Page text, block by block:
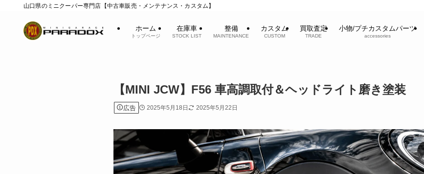
山口県のミニクーパー専門店【中古車販売・メンテナンス・カスタム】
ホーム
トップページ
在庫車
STOCK LIST
整備
MAINTENANCE
カスタム
CUSTOM
買取査定
TRADE
小物/プチカスタムパーツ
accessories
【MINI JCW】F56 車高調取付＆ヘッドライト磨き塗装
広告 2025年5月18日 2025年5月22日